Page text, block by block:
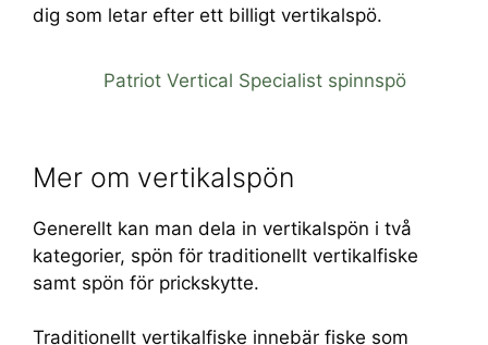
dig som letar efter ett billigt vertikalspö.
Patriot Vertical Specialist spinnspö
Mer om vertikalspön
Generellt kan man dela in vertikalspön i två
kategorier, spön för traditionellt vertikalfiske
samt spön för prickskytte.
Traditionellt vertikalfiske innebär fiske som